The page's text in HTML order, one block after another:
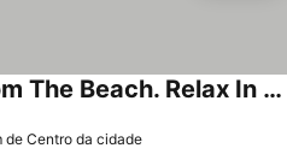
Luxury Villa Steps From The Beach. Relax In A Beautiful And Almost Desert Beach
de Centro da cidade